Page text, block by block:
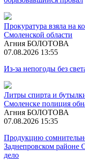
Прокуратура взяла на
Смоленской области
Агния БОЛОТОВА
07.08.2026 13:55
Из-за непогоды без
Литры спирта и
Смоленске полиция
Агния БОЛОТОВА
07.08.2026 15:35
Продукцию
Заднепровском районе
дело